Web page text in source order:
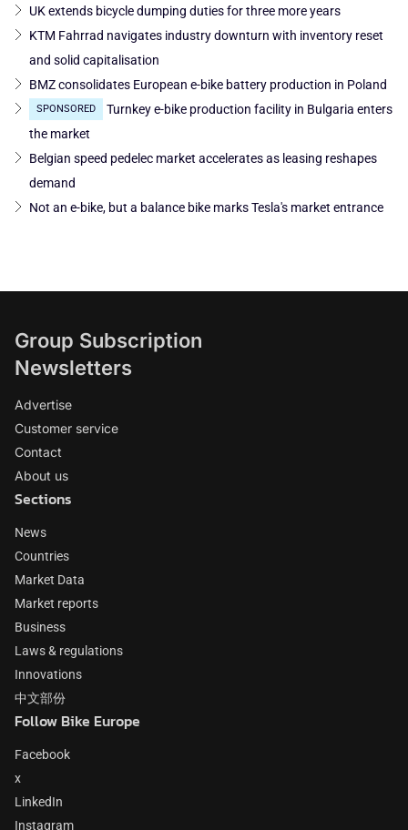
UK extends bicycle dumping duties for three more years
KTM Fahrrad navigates industry downturn with inventory reset
and solid capitalisation
BMZ consolidates European e-bike battery production in Poland
SPONSORED
Turnkey e-bike production facility in Bulgaria enters
the market
Belgian speed pedelec market accelerates as leasing reshapes
demand
Not an e-bike, but a balance bike marks Tesla's market entrance
Group Subscription
Newsletters
Advertise
Customer service
Contact
About us
Sections
News
Countries
Market Data
Market reports
Business
Laws & regulations
Innovations
中文部份
Follow Bike Europe
Facebook
x
LinkedIn
Instagram